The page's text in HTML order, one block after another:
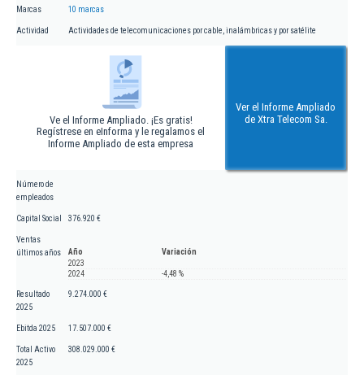
Marcas 10 marcas
Actividad Actividades de telecomunicaciones por cable, inalámbricas y por satélite
Ve el Informe Ampliado. ¡Es gratis!
Regístrese en eInforma y le regalamos el
Informe Ampliado de esta empresa
Ver el Informe Ampliado
de Xtra Telecom Sa.
Número de
empleados
Capital Social 376.920 €
Ventas
últimos años
Año
Variación
2023
2024
-4,48 %
Resultado
2025
9.274.000 €
Ebitda 2025 17.507.000 €
Total Activo
2025
308.029.000 €